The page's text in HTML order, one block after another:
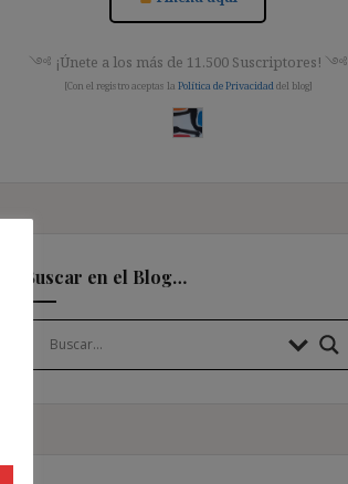
༺ ¡Únete a los más de 11.500 Suscriptores! ༺
[Con el registro aceptas la Política de Privacidad del blog]
Buscar en el Blog…